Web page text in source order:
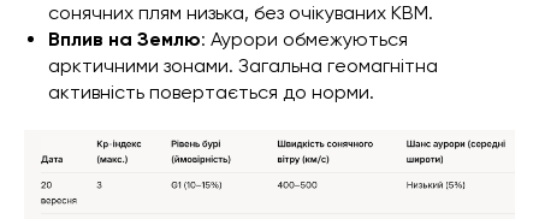
сонячних плям низька, без очікуваних КВМ.
Вплив на Землю: Аурори обмежуються
арктичними зонами. Загальна геомагнітна
активність повертається до норми.